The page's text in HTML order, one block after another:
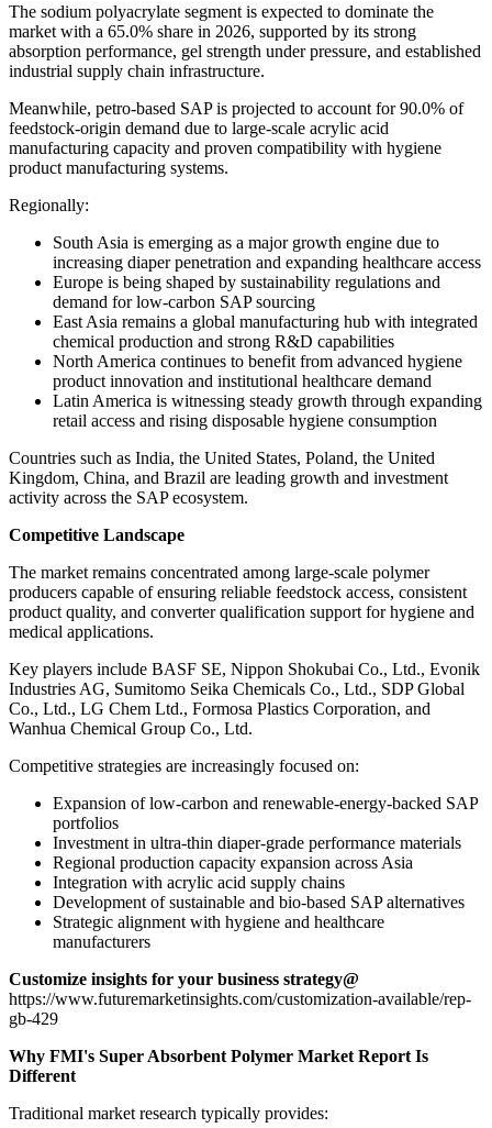
The sodium polyacrylate segment is expected to dominate the
market with a 65.0% share in 2026, supported by its strong
absorption performance, gel strength under pressure, and established
industrial supply chain infrastructure.
Meanwhile, petro-based SAP is projected to account for 90.0% of
feedstock-origin demand due to large-scale acrylic acid
manufacturing capacity and proven compatibility with hygiene
product manufacturing systems.
Regionally:
South Asia is emerging as a major growth engine due to
increasing diaper penetration and expanding healthcare access
Europe is being shaped by sustainability regulations and
demand for low-carbon SAP sourcing
East Asia remains a global manufacturing hub with integrated
chemical production and strong R&D capabilities
North America continues to benefit from advanced hygiene
product innovation and institutional healthcare demand
Latin America is witnessing steady growth through expanding
retail access and rising disposable hygiene consumption
Countries such as India, the United States, Poland, the United
Kingdom, China, and Brazil are leading growth and investment
activity across the SAP ecosystem.
Competitive Landscape
The market remains concentrated among large-scale polymer
producers capable of ensuring reliable feedstock access, consistent
product quality, and converter qualification support for hygiene and
medical applications.
Key players include BASF SE, Nippon Shokubai Co., Ltd., Evonik
Industries AG, Sumitomo Seika Chemicals Co., Ltd., SDP Global
Co., Ltd., LG Chem Ltd., Formosa Plastics Corporation, and
Wanhua Chemical Group Co., Ltd.
Competitive strategies are increasingly focused on:
Expansion of low-carbon and renewable-energy-backed SAP
portfolios
Investment in ultra-thin diaper-grade performance materials
Regional production capacity expansion across Asia
Integration with acrylic acid supply chains
Development of sustainable and bio-based SAP alternatives
Strategic alignment with hygiene and healthcare
manufacturers
Customize insights for your business strategy@
https://www.futuremarketinsights.com/customization-available/rep-
gb-429
Why FMI's Super Absorbent Polymer Market Report Is
Different
Traditional market research typically provides: